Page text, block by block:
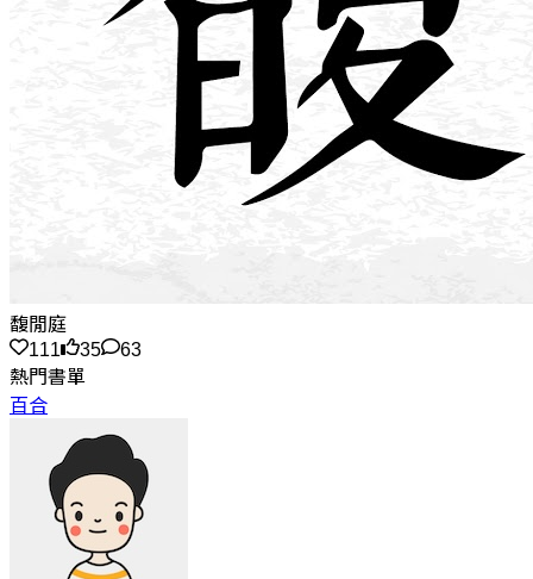
馥閒庭
111
35
63
熱門書單
百合